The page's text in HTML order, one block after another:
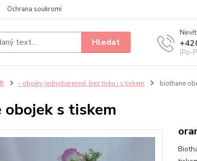
Ochrana soukromí
Hledat
(Po-
- obojky jednobarevné, bez tisku i s tiskem biothane
s tiskem